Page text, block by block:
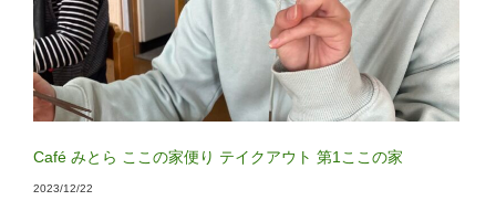
Café みとら ここの家便り テイクアウト 第1ここの家
2023/12/22